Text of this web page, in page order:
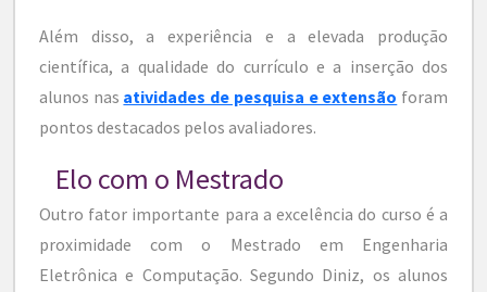
Além disso, a experiência e a elevada produção
científica, a qualidade do currículo e a inserção dos
alunos nas atividades de pesquisa e extensão foram
pontos destacados pelos avaliadores.
Elo com o Mestrado
Outro fator importante para a excelência do curso é a
proximidade com o Mestrado em Engenharia
Eletrônica e Computação. Segundo Diniz, os alunos